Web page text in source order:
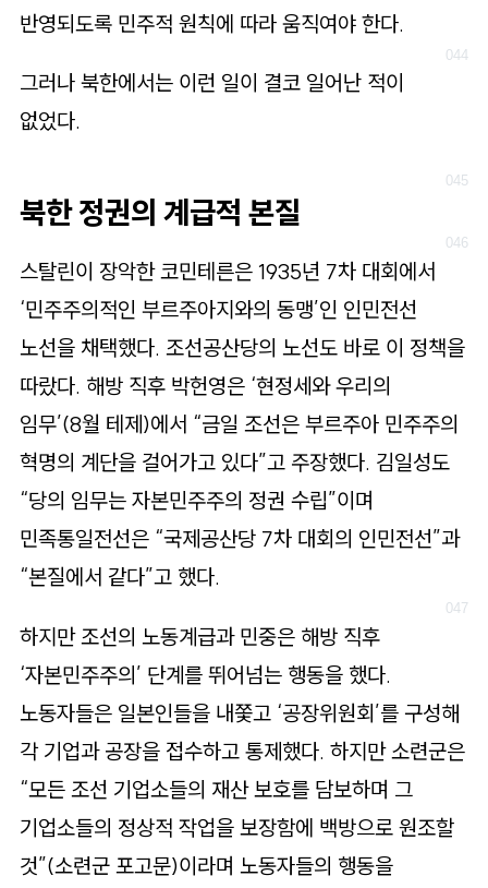
반영되도록 민주적 원칙에 따라 움직여야 한다.
그러나 북한에서는 이런 일이 결코 일어난 적이
없었다.
북한 정권의 계급적 본질
스탈린이 장악한 코민테른은 1935년 7차 대회에서
‘민주주의적인 부르주아지와의 동맹’인 인민전선
노선을 채택했다. 조선공산당의 노선도 바로 이 정책을
따랐다. 해방 직후 박헌영은 ‘현정세와 우리의
임무’(8월 테제)에서 “금일 조선은 부르주아 민주주의
혁명의 계단을 걸어가고 있다”고 주장했다. 김일성도
“당의 임무는 자본민주주의 정권 수립”이며
민족통일전선은 “국제공산당 7차 대회의 인민전선”과
“본질에서 같다”고 했다.
하지만 조선의 노동계급과 민중은 해방 직후
‘자본민주주의’ 단계를 뛰어넘는 행동을 했다.
노동자들은 일본인들을 내쫓고 ‘공장위원회’를 구성해
각 기업과 공장을 접수하고 통제했다. 하지만 소련군은
“모든 조선 기업소들의 재산 보호를 담보하며 그
기업소들의 정상적 작업을 보장함에 백방으로 원조할
것”(소련군 포고문)이라며 노동자들의 행동을